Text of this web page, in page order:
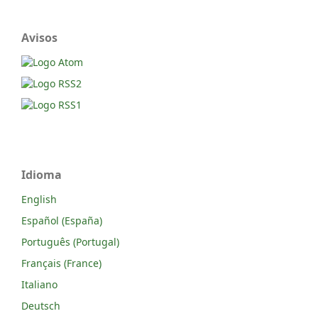
Avisos
Idioma
English
Español (España)
Português (Portugal)
Français (France)
Italiano
Deutsch